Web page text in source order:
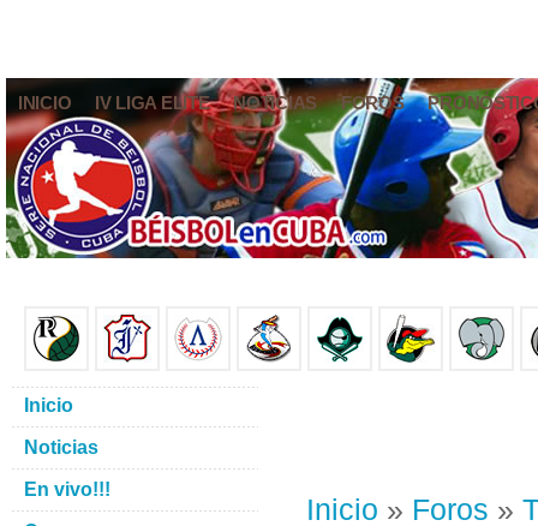
INICIO IV LIGA ELITE NOTICIAS FOROS
Inicio » Foros »
Inicio
Noticias
En vivo!!!